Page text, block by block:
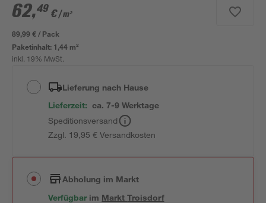
62,49 €/ m²
89,99 € / Pack
Paketinhalt: 1,44 m²
inkl. 19% MwSt.
Lieferung nach Hause
Lieferzeit: ca. 7-9 Werktage
Speditionsversand
Zzgl. 19,95 € Versandkosten
Abholung im Markt
Verfügbar im MarktTroisdorf